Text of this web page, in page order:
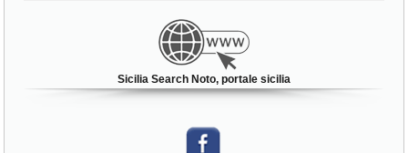
Sicilia Search Noto, portale sicilia